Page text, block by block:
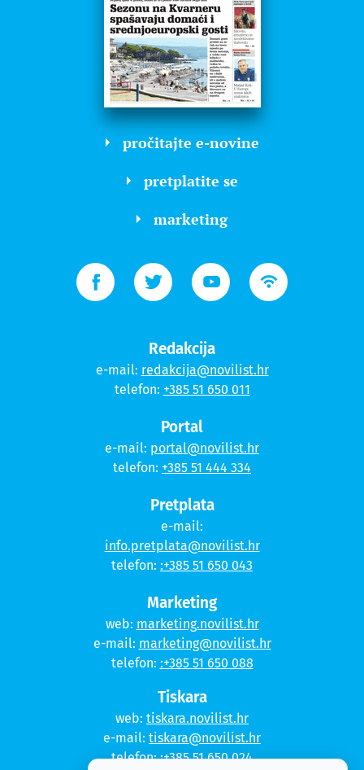
pročitajte e-novine
pretplatite se
marketing
Redakcija
e-mail: redakcija@novilist.hr
telefon: +385 51 650 011
Portal
e-mail: portal@novilist.hr
telefon: +385 51 444 334
Pretplata
e-mail:
info.pretplata@novilist.hr
telefon: :+385 51 650 043
Marketing
web: marketing.novilist.hr
e-mail: marketing@novilist.hr
telefon: :+385 51 650 088
Tiskara
web: tiskara.novilist.hr
e-mail: tiskara@novilist.hr
telefon::+385 51 650 024